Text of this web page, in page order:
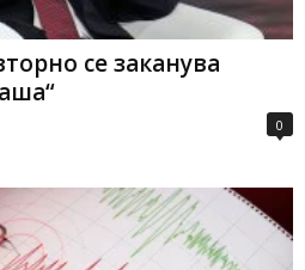
се заканува
0